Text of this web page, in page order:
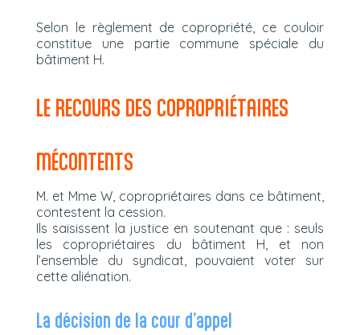
Selon le règlement de copropriété, ce couloir
constitue une partie commune spéciale du
bâtiment H.
LE RECOURS DES COPROPRIÉTAIRES
MÉCONTENTS
M. et Mme W, copropriétaires dans ce bâtiment,
contestent la cession.
Ils saisissent la justice en soutenant que : seuls
les copropriétaires du bâtiment H, et non
l’ensemble du syndicat, pouvaient voter sur
cette aliénation.
La décision de la cour d’appel